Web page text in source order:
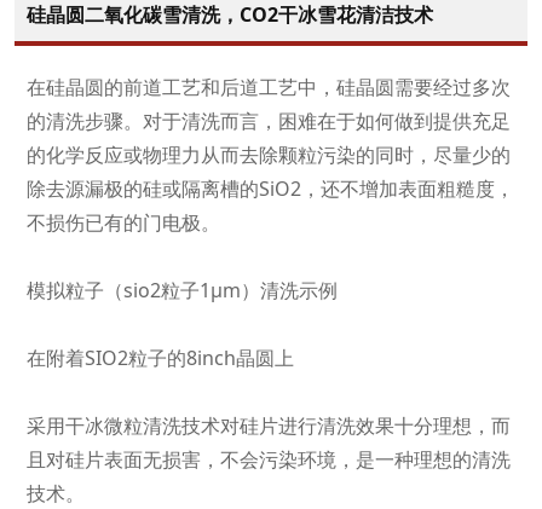
硅晶圆二氧化碳雪清洗，CO2干冰雪花清洁技术
在硅晶圆的前道工艺和后道工艺中，硅晶圆需要经过多次
的清洗步骤。对于清洗而言，困难在于如何做到提供充足
的化学反应或物理力从而去除颗粒污染的同时，尽量少的
除去源漏极的硅或隔离槽的SiO2，还不增加表面粗糙度，
不损伤已有的门电极。
模拟粒子（sio2粒子1μm）清洗示例
在附着SIO2粒子的8inch晶圆上
采用干冰微粒清洗技术对硅片进行清洗效果十分理想，而
且对硅片表面无损害，不会污染环境，是一种理想的清洗
技术。